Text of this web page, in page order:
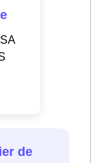
de